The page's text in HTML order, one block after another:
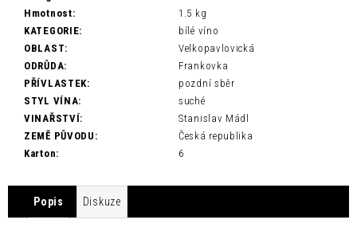
Hmotnost:
1.5 kg
KATEGORIE:
bílé víno
OBLAST:
Velkopavlovická
ODRŮDA:
Frankovka
PŘÍVLASTEK:
pozdní sběr
STYL VÍNA:
suché
VINAŘSTVÍ:
Stanislav Mádl
ZEMĚ PŮVODU :
Česká republika
Karton: 6
Popis Diskuze
D
o
p
o
u
č
u
m